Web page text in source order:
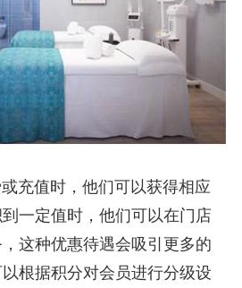
充值时，他们可以获得相应
一定值时，他们可以在门店
这种优惠待遇会吸引更多的
根据积分对会员进行分级设